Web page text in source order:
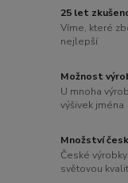
25 let
Víme, které
nejlepší
Možnost
U mnoha
výšivek jména
Množství
České
světovou